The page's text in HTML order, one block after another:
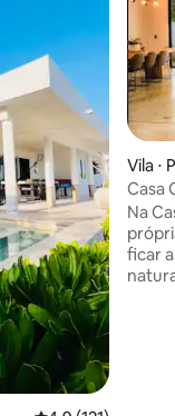
Vila ⋅
Casa
ao
Na
ficar